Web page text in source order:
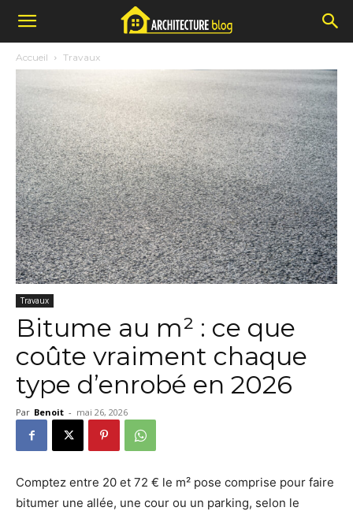
Accueil Travaux
Travaux
Bitume au m² : ce que
coûte vraiment chaque
type d’enrobé en 2026
Par Benoit - mai 26, 2026
Comptez entre 20 et 72 € le m² pose comprise pour faire
bitumer une allée, une cour ou un parking, selon le